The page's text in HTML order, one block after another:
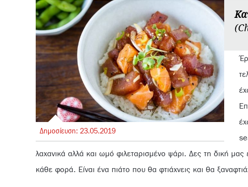
Δημοσίευση: 23.05.2019
λαχανικά αλλά και ωμό φιλεταρισμένο ψάρι. Δες τη δική
κάθε φορά. Είναι ένα πιάτο που θα φτιάχνεις και θα